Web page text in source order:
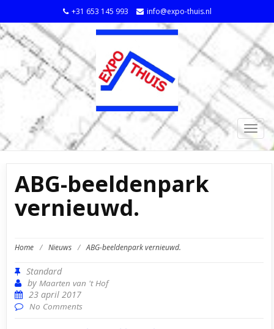
+31 653 145 993 info@expo-thuis.nl
ABG-beeldenpark
vernieuwd.
Home / Nieuws / ABG-beeldenpark vernieuwd.
Standard
byMaarten van 't Hof
23 april 2017
No Comments